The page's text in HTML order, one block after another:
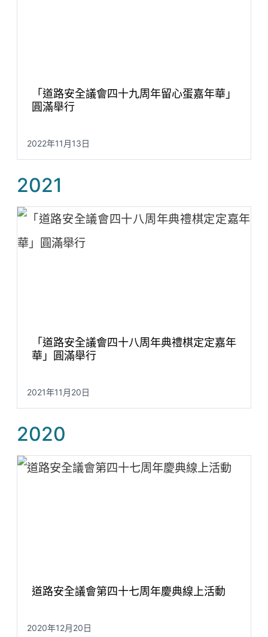
「道路安全議會四十九周年留心蛋嘉年華」
圓滿舉行
2022年11月13日
2021
「道路安全議會四十八周年典禮棋定定嘉年
華」圓滿舉行
2021年11月20日
2020
道路安全議會第四十七周年慶典線上活動
2020年12月20日